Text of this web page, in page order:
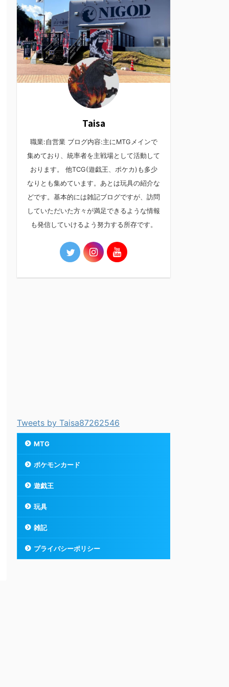
Taisa
職業:自営業 ブログ内容:主にMTGメインで
集めており、統率者を主戦場として活動して
おります。 他TCG(遊戯王、ポケカ)も多少
なりとも集めています。あとは玩具の紹介な
どです。基本的には雑記ブログですが、訪問
していただいた方々が満足できるような情報
も発信していけるよう努力する所存です。
Tweets by Taisa87262546
MTG
ポケモンカード
遊戯王
玩具
雑記
プライバシーポリシー